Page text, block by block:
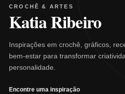
CROCHÊ & ARTES
Katia Ribeiro
Inspirações em crochê, gráficos,
bem-estar para transformar
personalidade.
Encontre uma inspiração